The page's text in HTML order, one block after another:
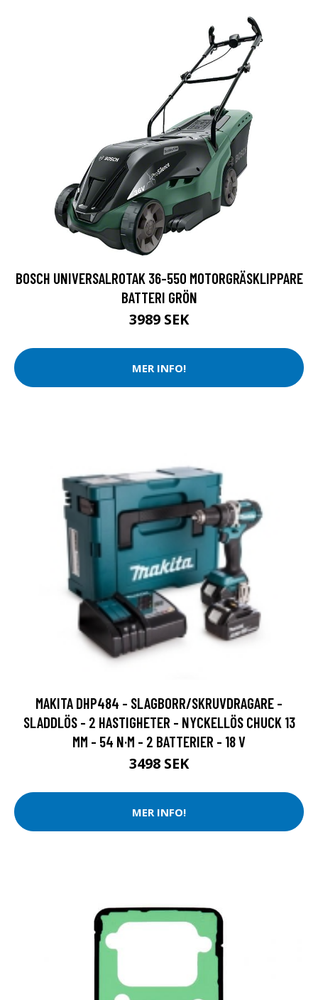
BOSCH UNIVERSALROTAK 36-550 MOTORGRÄSKLIPPARE
BATTERI GRÖN
3989 SEK
MER INFO!
MAKITA DHP484 - SLAGBORR/SKRUVDRAGARE -
SLADDLÖS - 2 HASTIGHETER - NYCKELLÖS CHUCK 13
MM - 54 N·M - 2 BATTERIER - 18 V
3498 SEK
MER INFO!